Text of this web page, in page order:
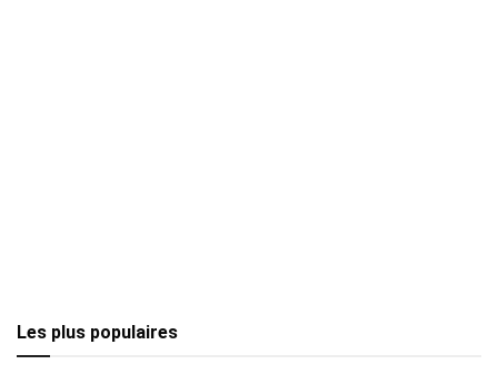
Les plus populaires